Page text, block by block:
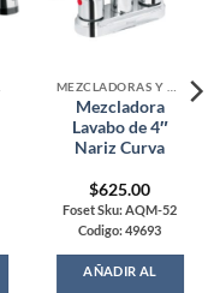
Mezcladora
Lavabo de 4″
Nariz Curva
$625.00
Foset Sku: AQM-52
Codigo: 49693
AÑADIR AL